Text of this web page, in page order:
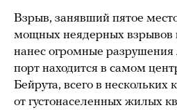
Взрыв, занявший пятое
мощных неядерных взрывов
нанес огромные разрушения
порт находится в самом
Бейрута, всего в нескольких
от густонаселенных жилых